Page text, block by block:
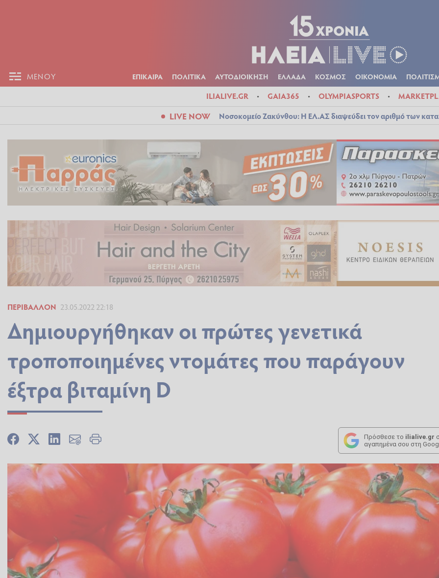
ΜΕΝΟΥ ΕΠΙΚΑΙΡΑ ΠΟΛΙΤΙΚΑ ΑΥΤΟΔΙΟΙΚΗΣΗ ΕΛΛΑΔΑ ΚΟΣΜΟΣ ΟΙΚΟΝΟΜΙΑ
ILIALIVE.GR GAIA365 OLYMPIASPORTS
LIVE NOW Νοσοκομείο Ζακύνθου: Η ΕΛ.ΑΣ διαψεύδει τον αριθμό των
ΠΕΡΙΒΆΛΛΟΝ 23.05.2022 22:18
Δημιουργήθηκαν οι πρώτες γενετικά
τροποποιημένες ντομάτες που παράγουν
έξτρα βιταμίνη D
Πρόσθεσε το ilialive.gr
αγαπημένα σου στη